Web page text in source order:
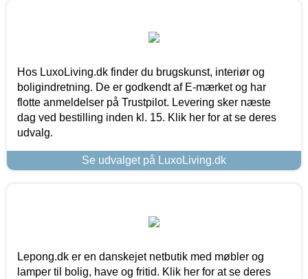
Hos LuxoLiving.dk finder du brugskunst, interiør og
boligindretning. De er godkendt af E-mærket og har
flotte anmeldelser på Trustpilot. Levering sker næste
dag ved bestilling inden kl. 15. Klik her for at se deres
udvalg.
Se udvalget på LuxoLiving.dk
Lepong.dk er en danskejet netbutik med møbler og
lamper til bolig, have og fritid. Klik her for at se deres